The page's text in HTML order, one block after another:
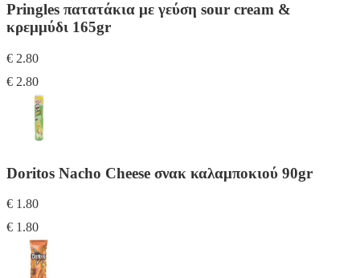
Pringles πατατάκια με γεύση sour cream &
κρεμμύδι 165gr
€ 2.80
€ 2.80
Doritos Nacho Cheese σνακ καλαμποκιού 90gr
€ 1.80
€ 1.80